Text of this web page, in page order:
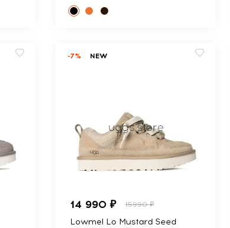
-7% NEW
14 990 ₽ 15990 ₽
Lowmel Lo Mustard Seed